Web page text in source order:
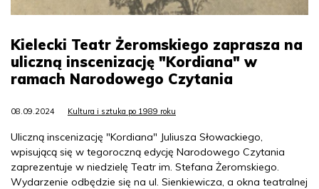
Kielecki Teatr Żeromskiego zaprasza na
uliczną inscenizację "Kordiana" w
ramach Narodowego Czytania
08.09.2024 Kultura i sztuka po 1989 roku
Uliczną inscenizację "Kordiana" Juliusza Słowackiego,
wpisującą się w tegoroczną edycję Narodowego Czytania
zaprezentuje w niedzielę Teatr im. Stefana Żeromskiego.
Wydarzenie odbędzie się na ul. Sienkiewicza, a okna teatralnej